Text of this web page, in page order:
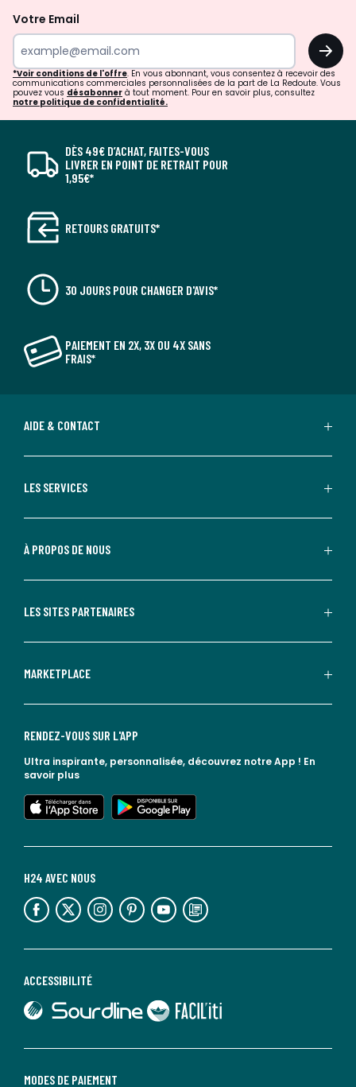
Votre Email
OK
*Voir conditions de l'offre. En vous abonnant, vous consentez à recevoir des
communications commerciales personnalisées de la part de La Redoute. Vous
pouvez vous désabonner à tout moment. Pour en savoir plus, consultez
notre politique de confidentialité.
DÈS 49€ D’ACHAT, FAITES-VOUS
LIVRER EN POINT DE RETRAIT POUR
1,95€*
RETOURS GRATUITS*
30 JOURS POUR CHANGER D'AVIS*
PAIEMENT EN 2X, 3X OU 4X SANS
FRAIS*
AIDE & CONTACT
LES SERVICES
À PROPOS DE NOUS
LES SITES PARTENAIRES
MARKETPLACE
MODES DE PAIEMENT
ACCESSIBILITÉ
lien vers Sourdline
lien vers Faciliti
H24 AVEC NOUS
lien vers l'espace réseaux sociaux lien vers l'espace réseaux sociaux lien vers l'espace réseaux sociaux lien vers l'espace réseaux sociaux lien vers l'espace réseaux sociaux lien vers le blog la redoute
RENDEZ-VOUS SUR L'APP
Ultra inspirante, personnalisée, découvrez notre App ! En
savoir plus
lien vers l'app store
lien vers google play